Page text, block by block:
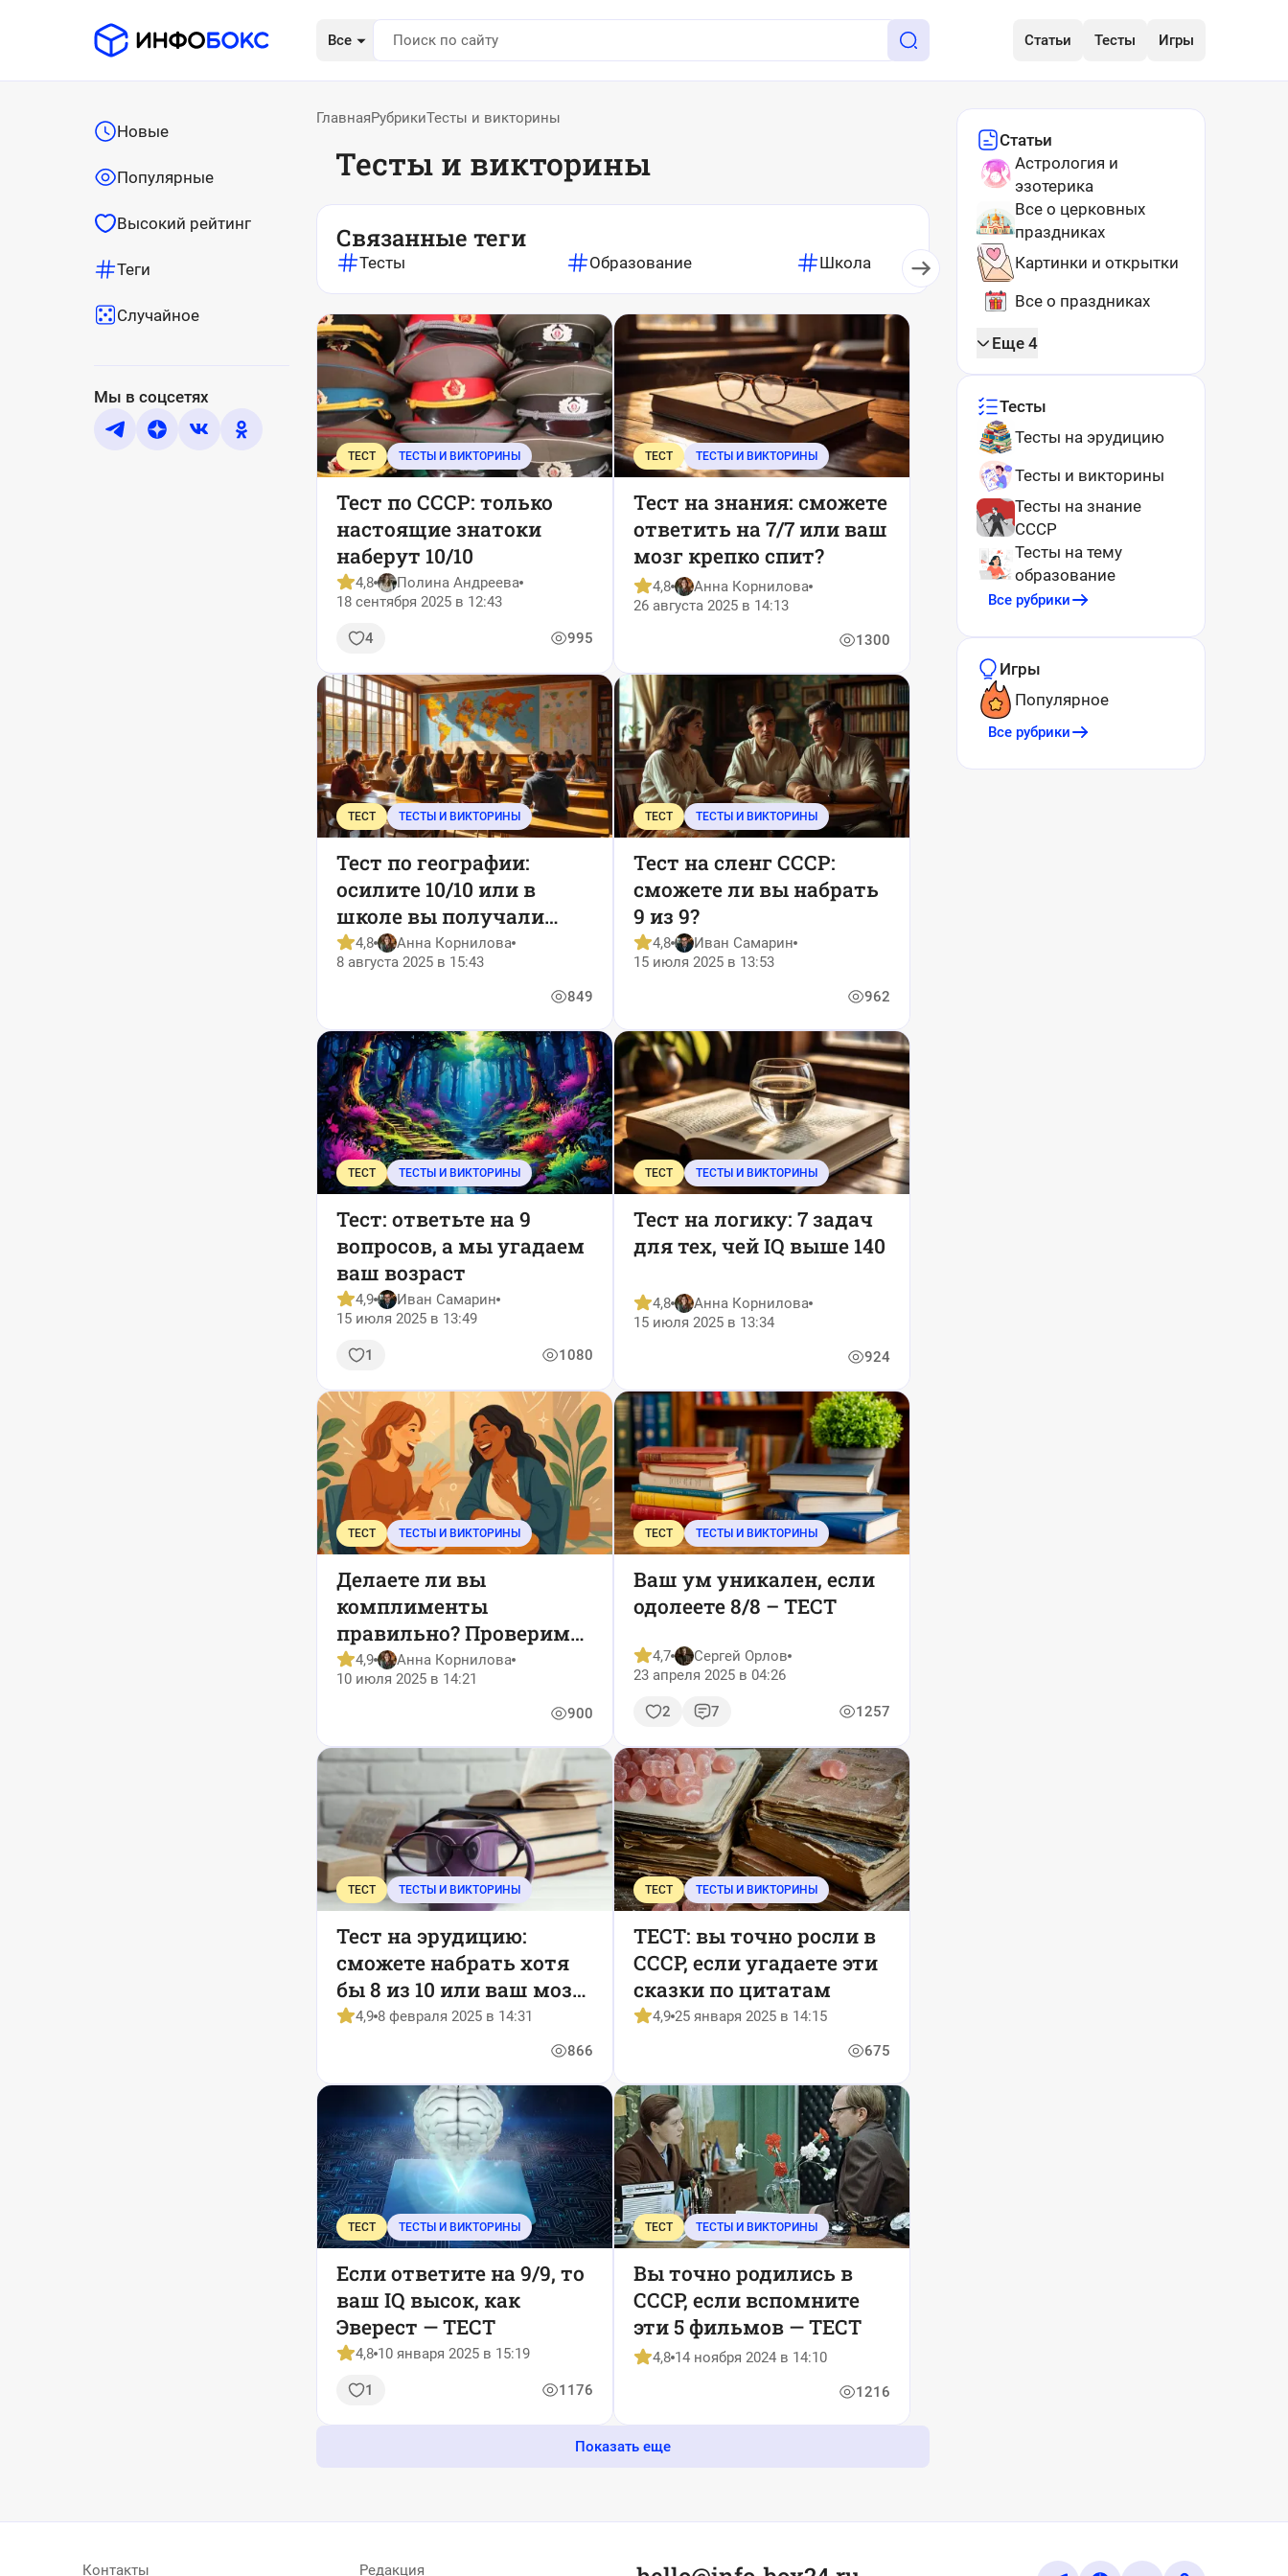
Все Статьи Тесты Игры
Новые
Популярные
Высокий рейтинг
Теги
Случайное
Мы в соцсетях
ГлавнаяРубрикиТесты и викторины
Тесты и викторины
Связанные теги
Тесты Образование Школа Развлечения
ТЕСТ ТЕСТЫ И ВИКТОРИНЫ
Тест по СССР: только
настоящие знатоки
наберут 10/10
4,8
Полина Андреева
18 сентября 2025 в 12:43
4 995
ТЕСТ ТЕСТЫ И ВИКТОРИНЫ
Тест на знания: сможете
ответить на 7/7 или ваш
мозг крепко спит?
4,8
Анна Корнилова
26 августа 2025 в 14:13
1300
ТЕСТ ТЕСТЫ И ВИКТОРИНЫ
Тест по географии:
осилите 10/10 или в
школе вы получали
"двойки"?
4,8
Анна Корнилова
8 августа 2025 в 15:43
849
ТЕСТ ТЕСТЫ И ВИКТОРИНЫ
Тест на сленг СССР:
сможете ли вы набрать
9 из 9?
4,8
Иван Самарин
15 июля 2025 в 13:53
962
ТЕСТ ТЕСТЫ И ВИКТОРИНЫ
Тест: ответьте на 9
вопросов, а мы угадаем
ваш возраст
4,9
Иван Самарин
15 июля 2025 в 13:49
1 1080
ТЕСТ ТЕСТЫ И ВИКТОРИНЫ
Тест на логику: 7 задач
для тех, чей IQ выше 140
4,8
Анна Корнилова
15 июля 2025 в 13:34
924
ТЕСТ ТЕСТЫ И ВИКТОРИНЫ
Делаете ли вы
комплименты
правильно? Проверим
без стереотипов! — Тест
4,9
Анна Корнилова
10 июля 2025 в 14:21
900
ТЕСТ ТЕСТЫ И ВИКТОРИНЫ
Ваш ум уникален, если
одолеете 8/8 – ТЕСТ
4,7
Сергей Орлов
23 апреля 2025 в 04:26
2 7 1257
ТЕСТ ТЕСТЫ И ВИКТОРИНЫ
Тест на эрудицию:
сможете набрать хотя
бы 8 из 10 или ваш мозг
перестал работать?
4,9 8 февраля 2025 в 14:31
866
ТЕСТ ТЕСТЫ И ВИКТОРИНЫ
ТЕСТ: вы точно росли в
СССР, если угадаете эти
сказки по цитатам
4,9 25 января 2025 в 14:15
675
ТЕСТ ТЕСТЫ И ВИКТОРИНЫ
Если ответите на 9/9, то
ваш IQ высок, как
Эверест — ТЕСТ
4,8 10 января 2025 в 15:19
1 1176
ТЕСТ ТЕСТЫ И ВИКТОРИНЫ
Вы точно родились в
СССР, если вспомните
эти 5 фильмов — ТЕСТ
4,8 14 ноября 2024 в 14:10
1216
Показать еще
Статьи
Астрология и
эзотерика
Все о церковных
праздниках
Картинки и открытки
Все о праздниках
Еще 4
Тесты
Тесты на эрудицию
Тесты и викторины
Тесты на знание
СССР
Тесты на тему
образование
Все рубрики
Игры
Популярное
Все рубрики
Контакты Редакция